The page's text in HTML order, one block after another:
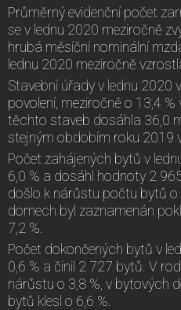
Průměrný evidenční počet
se v lednu 2020 meziročně
hrubá měsíční nominální
lednu 2020 meziročně
Stavební úřady v lednu 2020
povolení, meziročně o 13,4
těchto staveb dosáhla 36,0
stejným obdobím roku 2019
Počet zahájených bytů v
6,0 % a dosáhl hodnoty 2
došlo k nárůstu počtu bytů o
domech byl zaznamenán
7,2 %.
Počet dokončených bytů v
0,6 % a činil 2 727 bytů. V
nárůstu o 3,8 %, v bytových
bytů klesl o 6,6 %.